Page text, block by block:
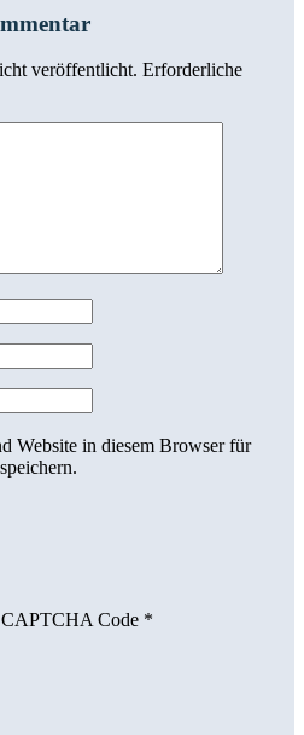
veröffentlicht. Erforderliche
Website in diesem Browser für
CAPTCHA Code *